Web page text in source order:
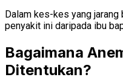
Dalam kes-kes yang
penyakit ini daripada ibu
Bagaimana
Ditentukan?